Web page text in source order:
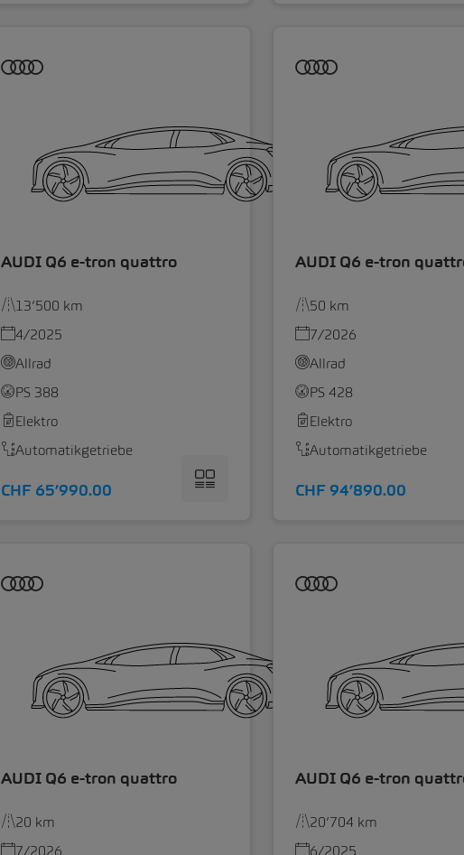
AUDI Q6 e-tron quattro
13’500 km
4/2025
Allrad
PS 388
Elektro
Automatikgetriebe
CHF 65’990.00
AUDI Q6 e-tron
50 km
7/2026
Allrad
PS 428
Elektro
Automatikgetriebe
CHF 94’890.00
AUDI Q6 e-tron quattro
20 km
7/2026
AUDI Q6 e-tron
20’704 km
6/2025